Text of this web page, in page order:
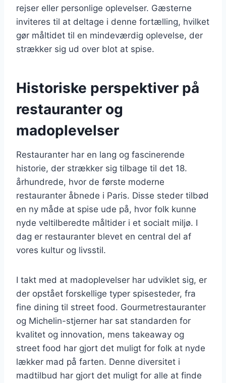
rejser eller personlige oplevelser. Gæsterne
inviteres til at deltage i denne fortælling, hvilket
gør måltidet til en mindeværdig oplevelse, der
strækker sig ud over blot at spise.
Historiske perspektiver på
restauranter og
madoplevelser
Restauranter har en lang og fascinerende
historie, der strækker sig tilbage til det 18.
århundrede, hvor de første moderne
restauranter åbnede i Paris. Disse steder tilbød
en ny måde at spise ude på, hvor folk kunne
nyde veltilberedte måltider i et socialt miljø. I
dag er restauranter blevet en central del af
vores kultur og livsstil.
I takt med at madoplevelser har udviklet sig, er
der opstået forskellige typer spisesteder, fra
fine dining til street food. Gourmetrestauranter
og Michelin-stjerner har sat standarden for
kvalitet og innovation, mens takeaway og
street food har gjort det muligt for folk at nyde
lækker mad på farten. Denne diversitet i
madtilbud har gjort det muligt for alle at finde